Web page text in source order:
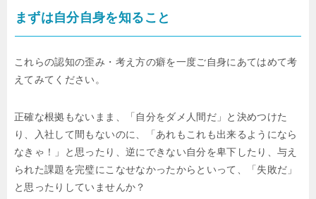
まずは自分自身を知ること
これらの認知の歪み・考え方の癖を一度ご自身にあてはめて考
えてみてください。
正確な根拠もないまま、「自分をダメ人間だ」と決めつけた
り、入社して間もないのに、「あれもこれも出来るようになら
なきゃ！」と思ったり、逆にできない自分を卑下したり、与え
られた課題を完璧にこなせなかったからといって、「失敗だ」
と思ったりしていませんか？